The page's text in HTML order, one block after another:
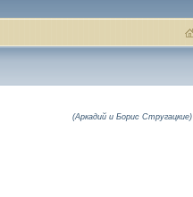
(Аркадий и Борис Стругацкие)